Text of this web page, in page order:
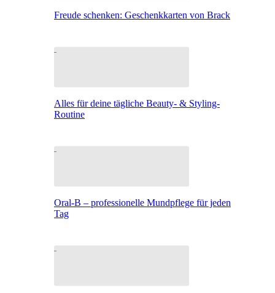
Freude schenken: Geschenkkarten von Brack
Alles für deine tägliche Beauty- & Styling-
Routine
Oral-B – professionelle Mundpflege für jeden
Tag